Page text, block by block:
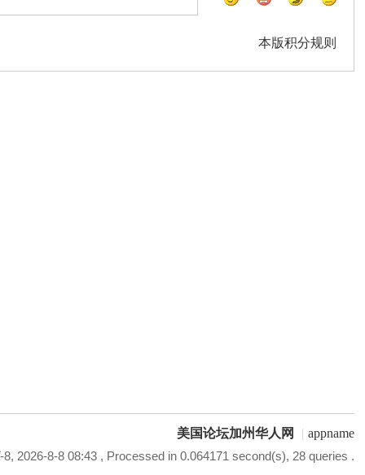
本版积分规则
美国论坛加州华人网 | appname
8, 2026-8-8 08:43, Processed in 0.064171 second(s), 28 queries .